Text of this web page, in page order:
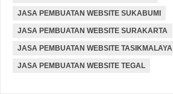
JASA PEMBUATAN WEBSITE SUKABUMI
JASA PEMBUATAN WEBSITE SURAKARTA
JASA PEMBUATAN WEBSITE TASIKMALAYA
JASA PEMBUATAN WEBSITE TEGAL